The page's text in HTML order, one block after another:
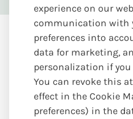
About the
Last reviews
24-07-2026- David J.
experience on our
communication with
preferences into
data for marketing,
personalization if
You can revoke this
effect in the Cookie
preferences) in the